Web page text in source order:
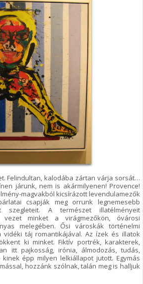
Felindultan, kalodába zártan várja sorsát…
járunk, nem is akármilyenen! Provence!
magvakból kicsírázott levendulamezők
csapják meg orrunk legnemesebb
szegleteit. A természet illatélményeit
minket a virágmezőkön, óvárosi
melegében. Ősi városkák történelmi
vidéki táj romantikájával. Az ízek és illatok
ki minket. Fiktív portrék, karakterek,
itt pajkosság, irónia, álmodozás, tudás,
épp milyen lelkiállapot jutott. Egymás
hozzánk szólnak, talán meg is halljuk